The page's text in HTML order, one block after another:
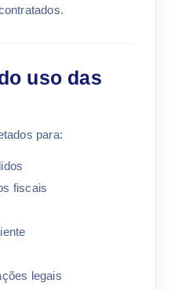
uso das
para:
fiscais
legais